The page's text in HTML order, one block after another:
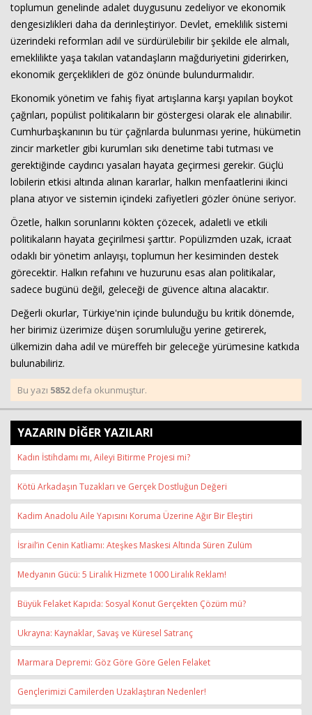
toplumun genelinde adalet duygusunu zedeliyor ve ekonomik
dengesizlikleri daha da derinleştiriyor. Devlet, emeklilik sistemi
üzerindeki reformları adil ve sürdürülebilir bir şekilde ele almalı,
emeklilikte yaşa takılan vatandaşların mağduriyetini giderirken,
ekonomik gerçeklikleri de göz önünde bulundurmalıdır.
Ekonomik yönetim ve fahiş fiyat artışlarına karşı yapılan boykot
çağrıları, popülist politikaların bir göstergesi olarak ele alınabilir.
Cumhurbaşkanının bu tür çağrılarda bulunması yerine, hükümetin
zincir marketler gibi kurumları sıkı denetime tabi tutması ve
gerektiğinde caydırıcı yasaları hayata geçirmesi gerekir. Güçlü
lobilerin etkisi altında alınan kararlar, halkın menfaatlerini ikinci
plana atıyor ve sistemin içindeki zafiyetleri gözler önüne seriyor.
Özetle, halkın sorunlarını kökten çözecek, adaletli ve etkili
politikaların hayata geçirilmesi şarttır. Popülizmden uzak, icraat
odaklı bir yönetim anlayışı, toplumun her kesiminden destek
görecektir. Halkın refahını ve huzurunu esas alan politikalar,
sadece bugünü değil, geleceği de güvence altına alacaktır.
Değerli okurlar, Türkiye'nin içinde bulunduğu bu kritik dönemde,
her birimiz üzerimize düşen sorumluluğu yerine getirerek,
ülkemizin daha adil ve müreffeh bir geleceğe yürümesine katkıda
bulunabiliriz.
Bu yazı 5852defa okunmuştur.
YAZARIN DİĞER YAZILARI
Kadın İstihdamı mı, Aileyi Bitirme Projesi mi?
Kötü Arkadaşın Tuzakları ve Gerçek Dostluğun Değeri
Kadim Anadolu Aile Yapısını Koruma Üzerine Ağır Bir Eleştiri
İsrail’in Cenin Katliamı: Ateşkes Maskesi Altında Süren Zulüm
Medyanın Gücü: 5 Liralık Hizmete 1000 Liralık Reklam!
Büyük Felaket Kapıda: Sosyal Konut Gerçekten Çözüm mü?
Ukrayna: Kaynaklar, Savaş ve Küresel Satranç
Marmara Depremi: Göz Göre Göre Gelen Felaket
Gençlerimizi Camilerden Uzaklaştıran Nedenler!